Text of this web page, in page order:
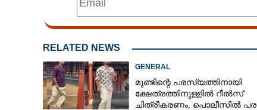
RELATED NEWS
GENERAL
മുണ്ടിന്റെ പരസ്യത്തിനായി
ക്ഷേത്രത്തിനുള്ളിൽ റീൽസ്
ചിത്രീകരണം, പൊലീസിൽ